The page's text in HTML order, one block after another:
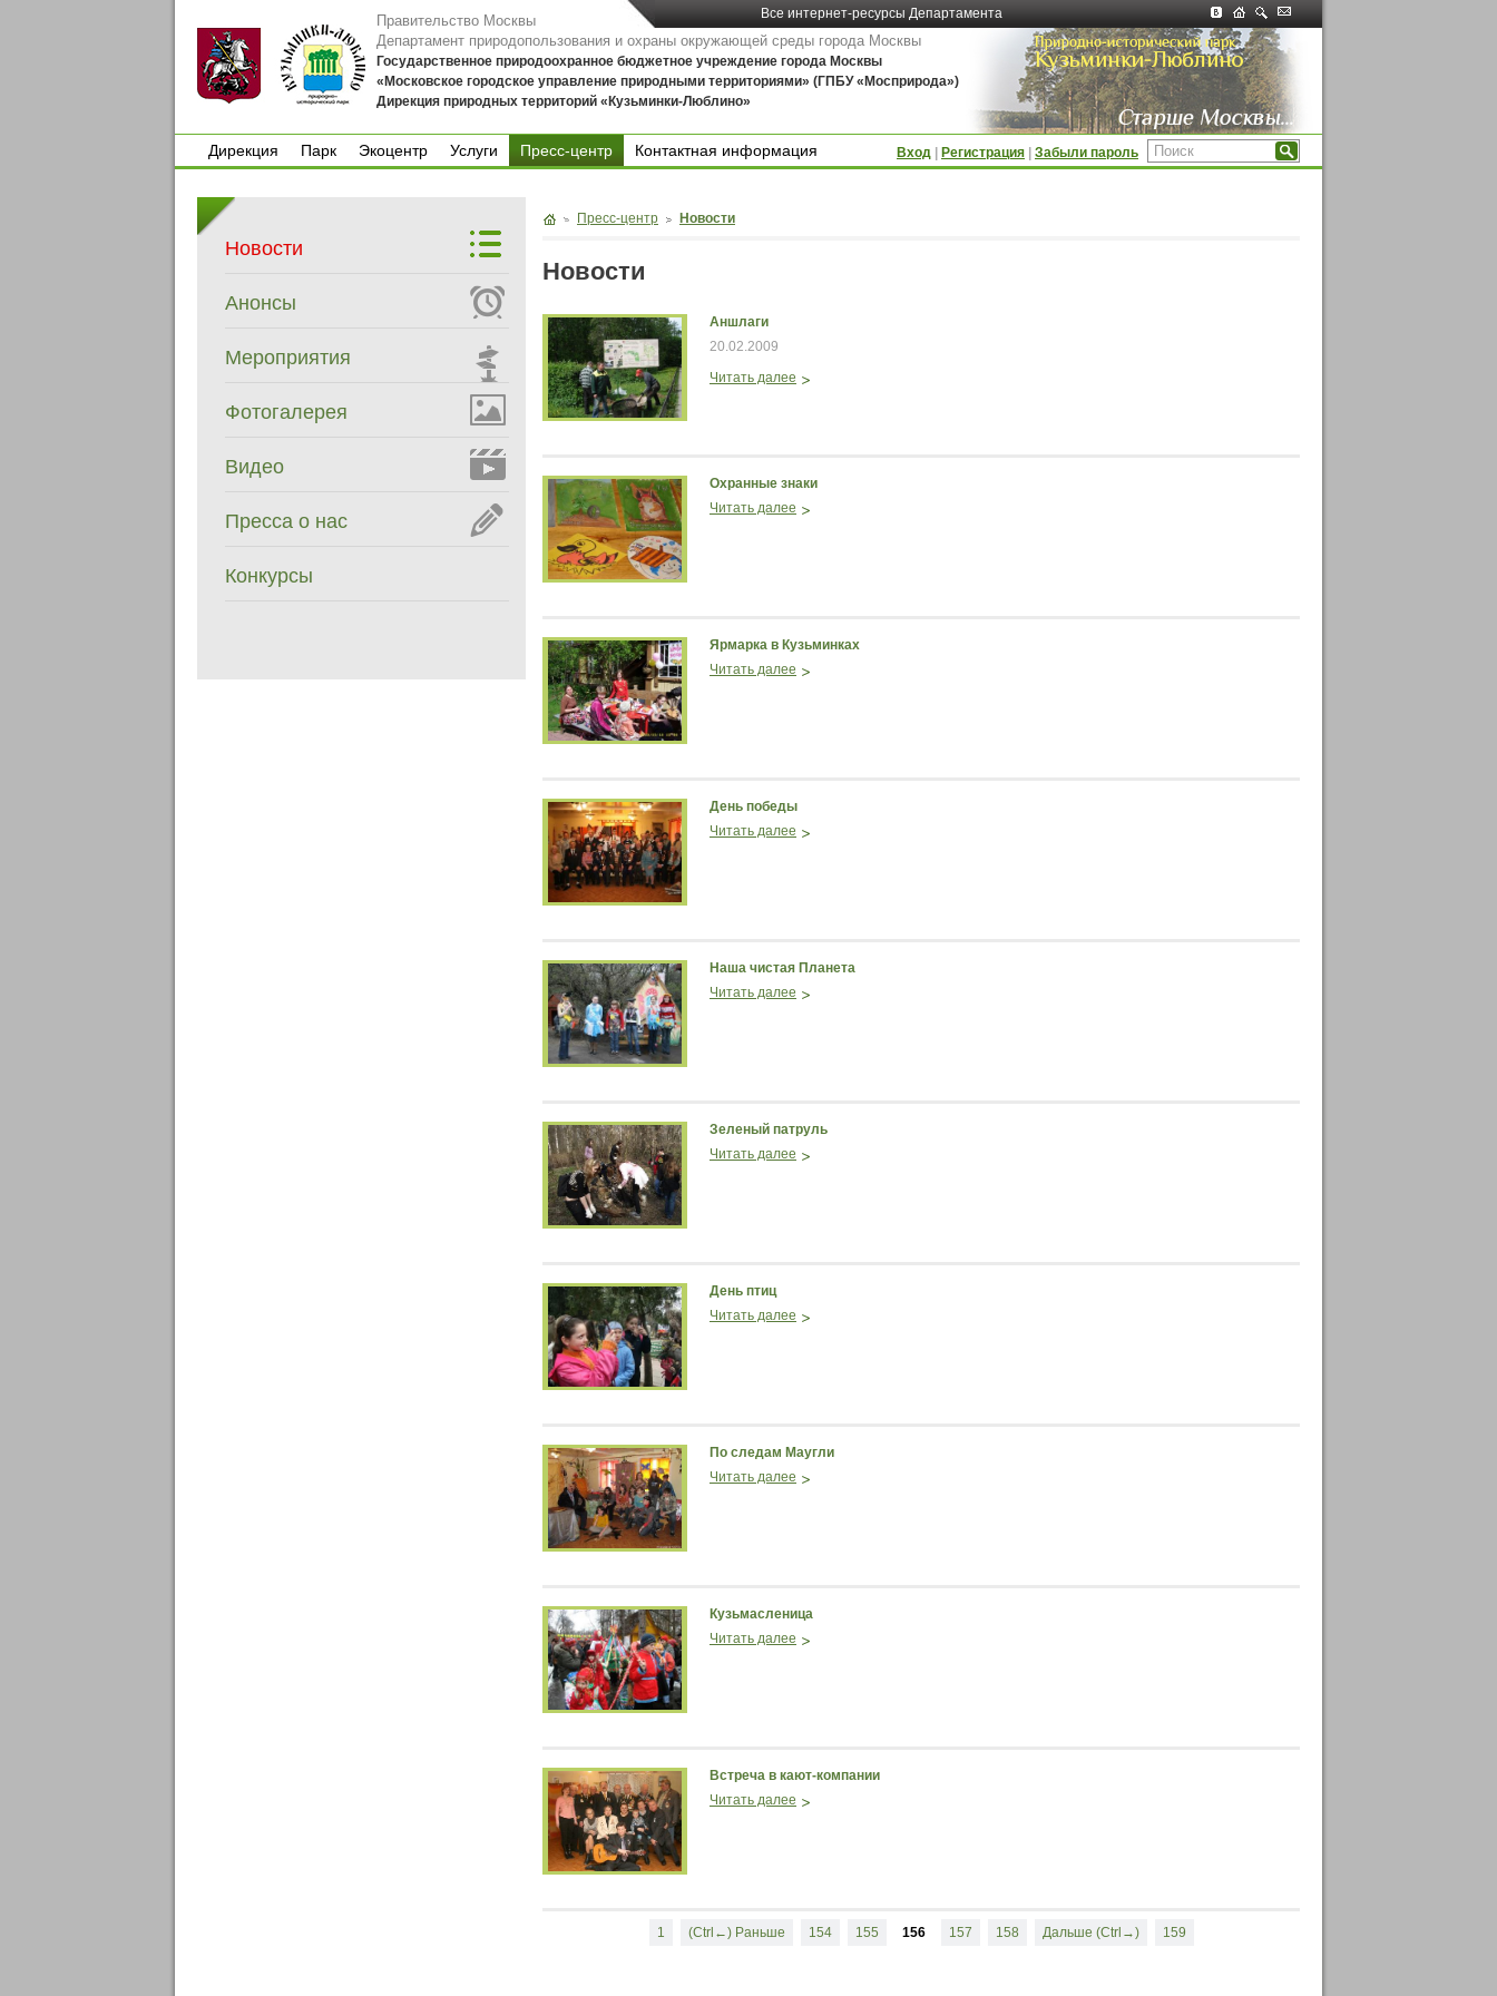
Все интернет-ресурсы Департамента
Правительство Москвы
Департамент природопользования и охраны окружающей среды города Москвы
Государственное природоохранное бюджетное учреждение города Москвы
«Московское городское управление природными территориями» (ГПБУ «Мосприрода»)
Дирекция природных территорий «Кузьминки-Люблино»
Дирекция
Парк
Экоцентр
Услуги
Пресс-центр
Контактная информация
Вход Регистрация Забыли пароль
Новости
Анонсы
Мероприятия
Фотогалерея
Видео
Пресса о нас
Конкурсы
Пресс-центр Новости
Новости
Аншлаги
20.02.2009
Читать далее
Охранные знаки
Читать далее
Ярмарка в Кузьминках
Читать далее
День победы
Читать далее
Наша чистая Планета
Читать далее
Зеленый патруль
Читать далее
День птиц
Читать далее
По следам Маугли
Читать далее
Кузьмасленица
Читать далее
Встреча в кают-компании
Читать далее
1 (Ctrl←) Раньше 154 155 156 157 158 Дальше (Ctrl→) 159